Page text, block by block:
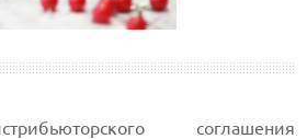
соглашения